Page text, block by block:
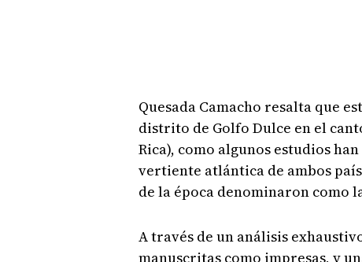
Quesada Camacho resalta que
distrito de Golfo Dulce en el
Rica), como algunos estudios
vertiente atlántica de ambos
de la época denominaron como
A través de un análisis
manuscritas como impresas, y